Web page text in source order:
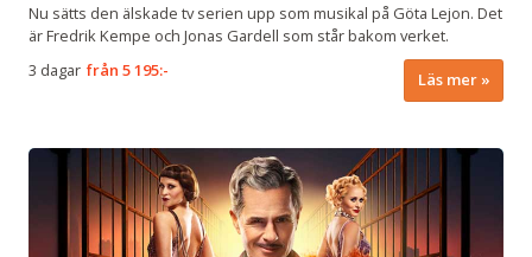
Nu sätts den älskade tv serien upp som musikal på Göta Lejon. Det
är Fredrik Kempe och Jonas Gardell som står bakom verket.
3 dagar från5 195:- Läs mer